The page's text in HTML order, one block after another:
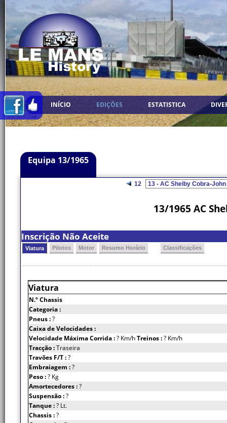
INÍCIO EDIÇÕES ESTATISTICA
Equipa 13/1965
12
13/1965 AC
Inscrição Não Aceite
Viatura Pilotos Motor Resumo Horário Classificações
Viatura
N.º Chassis
Categoria :
Pneus :?
Caixa de Velocidades :
Velocidade Máxima Corrida :? Km/hTreinos :? Km/h
Tracção :Traseira
Travões F/T :?
Embraiagem :?
Peso :? Kg
Amortecedores :?
Suspensão :?
Tanque :? Lt.
Chassis :?